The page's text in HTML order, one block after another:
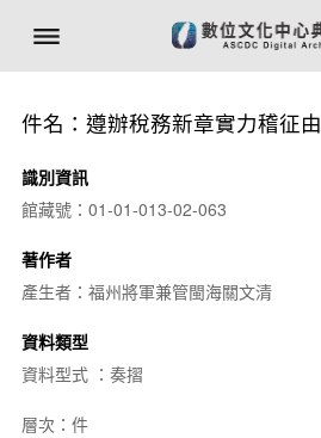
件名：遵辦稅務新章實力稽征由
識別資訊
館藏號：01-01-013-02-063
著作者
產生者：福州將軍兼管閩海關文清
資料類型
資料型式 ：奏摺
層次：件